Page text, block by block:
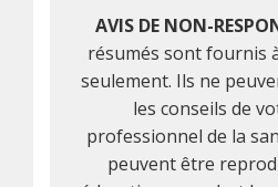
AVIS DE NON-
résumés sont fournis
seulement. Ils ne
les conseils de
professionnel de la
peuvent être